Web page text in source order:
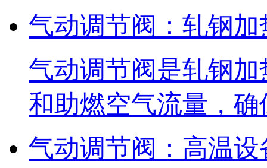
气动调节阀：轧钢
气动调节阀是轧钢
和助燃空气流量，
气动调节阀：高温